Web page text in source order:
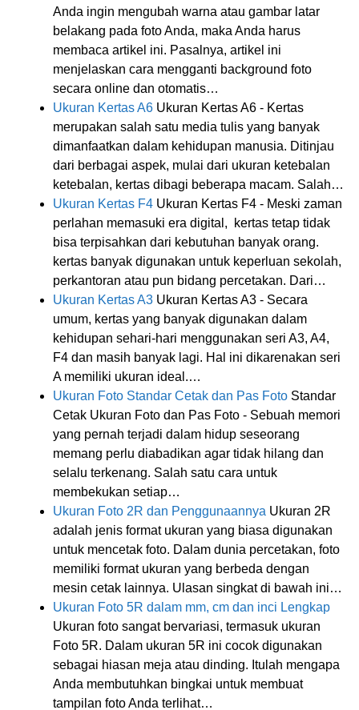
Anda ingin mengubah warna atau gambar latar
belakang pada foto Anda, maka Anda harus
membaca artikel ini. Pasalnya, artikel ini
menjelaskan cara mengganti background foto
secara online dan otomatis…
Ukuran Kertas A6 Ukuran Kertas A6 - Kertas
merupakan salah satu media tulis yang banyak
dimanfaatkan dalam kehidupan manusia. Ditinjau
dari berbagai aspek, mulai dari ukuran ketebalan
ketebalan, kertas dibagi beberapa macam. Salah…
Ukuran Kertas F4 Ukuran Kertas F4 - Meski zaman
perlahan memasuki era digital, kertas tetap tidak
bisa terpisahkan dari kebutuhan banyak orang.
kertas banyak digunakan untuk keperluan sekolah,
perkantoran atau pun bidang percetakan. Dari…
Ukuran Kertas A3 Ukuran Kertas A3 - Secara
umum, kertas yang banyak digunakan dalam
kehidupan sehari-hari menggunakan seri A3, A4,
F4 dan masih banyak lagi. Hal ini dikarenakan seri
A memiliki ukuran ideal.…
Ukuran Foto Standar Cetak dan Pas Foto Standar
Cetak Ukuran Foto dan Pas Foto - Sebuah memori
yang pernah terjadi dalam hidup seseorang
memang perlu diabadikan agar tidak hilang dan
selalu terkenang. Salah satu cara untuk
membekukan setiap…
Ukuran Foto 2R dan Penggunaannya Ukuran 2R
adalah jenis format ukuran yang biasa digunakan
untuk mencetak foto. Dalam dunia percetakan, foto
memiliki format ukuran yang berbeda dengan
mesin cetak lainnya. Ulasan singkat di bawah ini…
Ukuran Foto 5R dalam mm, cm dan inci Lengkap
Ukuran foto sangat bervariasi, termasuk ukuran
Foto 5R. Dalam ukuran 5R ini cocok digunakan
sebagai hiasan meja atau dinding. Itulah mengapa
Anda membutuhkan bingkai untuk membuat
tampilan foto Anda terlihat…